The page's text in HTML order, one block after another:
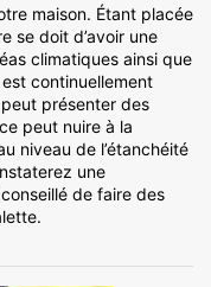
maison. Étant placée
se doit d’avoir une
climatiques ainsi que
continuellement
présenter des
peut nuire à la
niveau de l’étanchéité
une
de faire des